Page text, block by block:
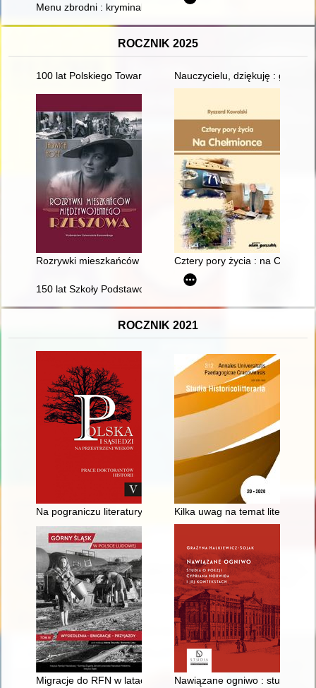
Menu zbrodni : kryminalna historia przedwojennej
ROCZNIK 2025
100 lat Polskiego Towarzystwa Teologicznego 1924-2024 :
Nauczycielu, dziękuję : gmina
Rozrywki mieszkańców międzywojennego Rzeszowa
Cztery pory życia : na
150 lat Szkoły Podstawowej w Trzcianie : 1875-2025 :
ROCZNIK 2021
Na pograniczu literatury i historii : kreacja kronikarska mistrza
Kilka uwag na temat
Migracje do RFN w latach siedemdziesiątych XX wieku
Nawiązane ogniwo : studia o